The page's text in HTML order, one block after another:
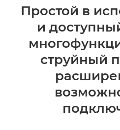
Общая информация
Технические характеристики
КУПИТЬ ЧЕРНИЛА
Простой в
и
струйный